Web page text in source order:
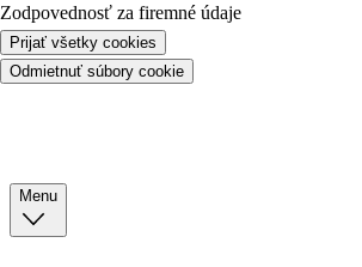
Zodpovednosť za firemné údaje
Prijať všetky cookies
Odmietnuť súbory cookie
Menu